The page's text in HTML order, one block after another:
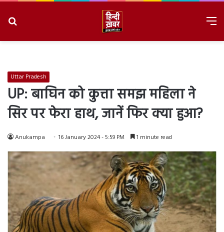
Uttar Pradesh
UP: बाघिन को कुत्ता समझ महिला ने
सिर पर फेरा हाथ, जानें फिर क्या हुआ?
Anukampa 16 January 2024 - 5:59 PM 1 minute read